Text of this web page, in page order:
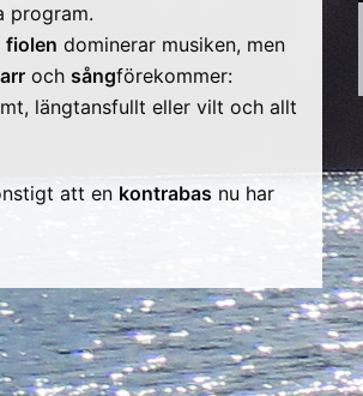
program.
fiolen dominerar musiken, men
och sångförekommer:
längtansfullt eller vilt och allt
att en kontrabas nu har